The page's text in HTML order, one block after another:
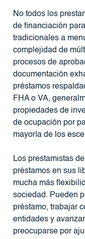
No todos los
de financiación
tradicionales a
complejidad de
procesos de
documentación
préstamos
FHA o VA,
propiedades de
de ocupación por
mayoría de los
Los prestamistas
préstamos en sus
mucha más
sociedad. Pueden
préstamo, trabajar
entidades y
preocuparse por